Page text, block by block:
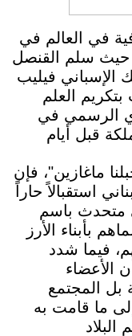
في العالم في
حيث سلم القنصل
الإسباني فيليب
العلم
الرسمي في
ماغازين"، فإن
استقبالاً حاراً
متحدث باسم
بأبناء الأرز
فيما شدد
الأعضاء
بل المجتمع
إلى ما قامت به